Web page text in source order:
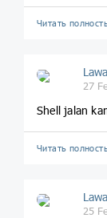
Читать
27
Shell jalan
Читать
25